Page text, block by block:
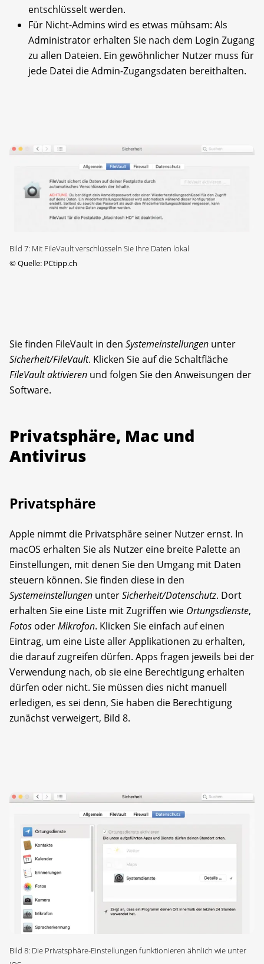
entschlüsselt werden.
Für Nicht-Admins wird es etwas mühsam: Als
Administrator erhalten Sie nach dem Login Zugang
zu allen Dateien. Ein gewöhnlicher Nutzer muss für
jede Datei die Admin-­Zugangsdaten bereithalten.
Bild 7: Mit FileVault verschlüsseln Sie Ihre Daten lokal
©Quelle: PCtipp.ch
Sie finden FileVault in den Systemeinstellungen unter
Sicherheit/FileVault. Klicken Sie auf die Schaltfläche
FileVault aktivieren und folgen Sie den Anweisungen der
Software.
Privatsphäre, Mac und
Antivirus
Privatsphäre
Apple nimmt die Privatsphäre seiner Nutzer ernst. In
macOS erhalten Sie als Nutzer eine breite Palette an
Einstellungen, mit denen Sie den Umgang mit Daten
steuern können. Sie finden diese in den
Systemeinstellungen unterSicherheit/Datenschutz. Dort
erhalten Sie eine Liste mit Zugriffen wie Ortungsdienste,
Fotos oderMikrofon. Klicken Sie einfach auf einen
Eintrag, um eine Liste aller Applikationen zu erhalten,
die da­rauf zugreifen dürfen. Apps fragen jeweils bei der
Verwendung nach, ob sie eine Berechtigung erhalten
dürfen oder nicht. Sie müssen dies nicht manuell
erledigen, es sei denn, Sie haben die Berechtigung
zunächst verweigert, Bild 8.
Bild 8: Die Privatsphäre-Einstellungen funktionieren ähnlich wie unter